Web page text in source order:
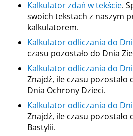
Kalkulator zdań w tekście.
swoich tekstach z naszym
kalkulatorem.
Kalkulator odliczania do
czasu pozostało do Dnia
Kalkulator odliczania do
Znajdź, ile czasu
Dnia Ochrony Dzieci.
Kalkulator odliczania do
Znajdź, ile czasu pozostało
Bastylii.